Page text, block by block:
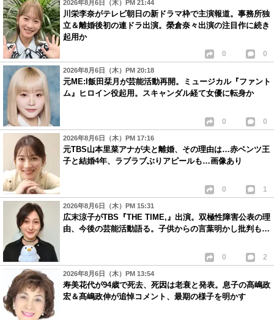
2026年8月6日（木）PM 21:44
川栄李奈がテレビ朝日の新ドラマ枠で主演報道。事務所独
立＆離婚後初の連ドラ出演。榮倉奈々出演の注目作に続き
起用か
0 0
2026年8月6日（木）PM 20:18
元ME:I飯田栞月が芸能活動再開。ミュージカル『ファント
ム』ヒロイン役起用。スキャンダル経て女優に転身か
0 0
2026年8月6日（木）PM 17:16
元TBS山本里菜アナが夫と離婚、その理由は…赤ベンツ王
子と結婚4年、ラブラブぶりアピールも…画像あり
0 1
2026年8月6日（木）PM 15:31
広末涼子がTBS『THE TIME,』出演。双極性障害公表の理
由、今後の芸能活動語る。子供からの言葉明かし批判も…
0 2
2026年8月6日（木）PM 13:54
寿美花代が94歳で死去、死因は老衰と発表。息子の髙嶋政
宏＆髙嶋政伸が追悼コメント、最期の様子を明かす